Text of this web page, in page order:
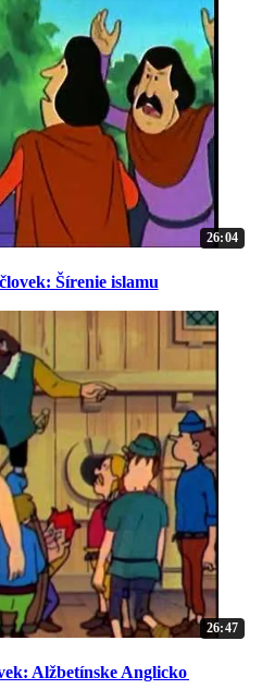
26:04
Šírenie islamu
26:47
Alžbetínske Anglicko